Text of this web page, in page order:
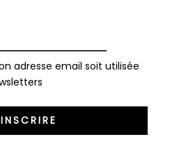
adresse email soit utilisée